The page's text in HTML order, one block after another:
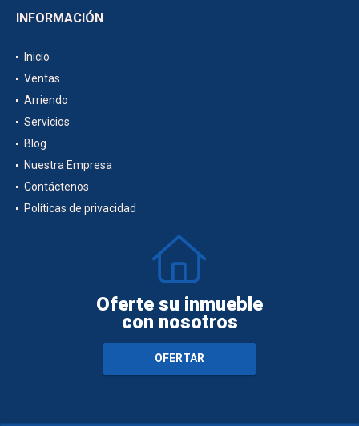
Inicio
Ventas
Arriendo
Servicios
Blog
Nuestra Empresa
Contáctenos
Oferte su inmueble
con nosotros
OFERTAR